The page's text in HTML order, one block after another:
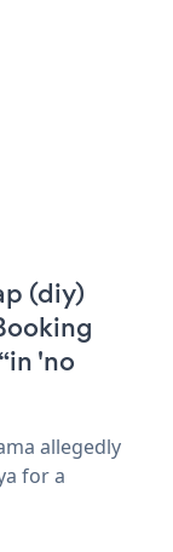
(diy)
'no
allegedly
for a